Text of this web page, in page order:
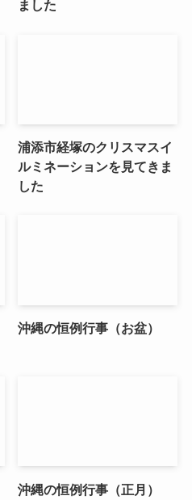
ました
浦添市経塚のクリスマスイ
ルミネーションを見てきま
した
沖縄の恒例行事（お盆）
沖縄の恒例行事（正月）